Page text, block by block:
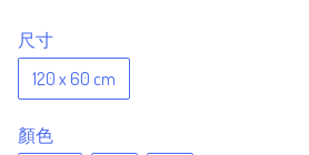
尺寸
120 x 60 cm
顏色